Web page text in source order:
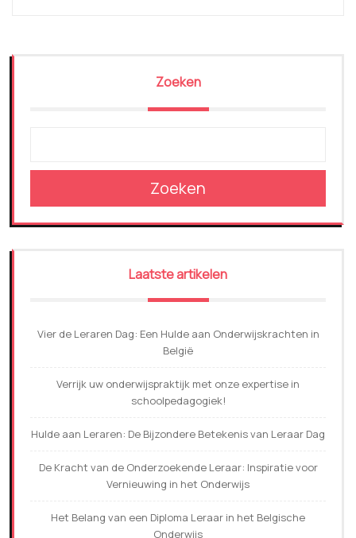
Zoeken
Zoeken
Laatste artikelen
Vier de Leraren Dag: Een Hulde aan Onderwijskrachten in
België
Verrijk uw onderwijspraktijk met onze expertise in
schoolpedagogiek!
Hulde aan Leraren: De Bijzondere Betekenis van Leraar Dag
De Kracht van de Onderzoekende Leraar: Inspiratie voor
Vernieuwing in het Onderwijs
Het Belang van een Diploma Leraar in het Belgische
Onderwijs